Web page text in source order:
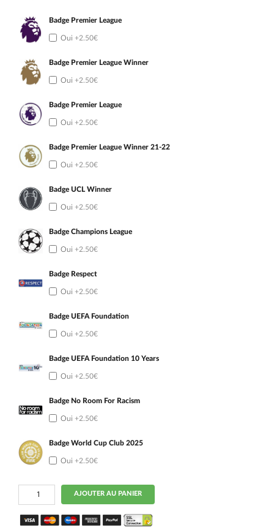
Badge Premier League
Oui +2.50€
Badge Premier League Winner
Oui +2.50€
Badge Premier League
Oui +2.50€
Badge Premier League Winner 21-22
Oui +2.50€
Badge UCL Winner
Oui +2.50€
Badge Champions League
Oui +2.50€
Badge Respect
Oui +2.50€
Badge UEFA Foundation
Oui +2.50€
Badge UEFA Foundation 10 Years
Oui +2.50€
Badge No Room For Racism
Oui +2.50€
Badge World Cup Club 2025
Oui +2.50€
quantité
Maillot
Kit
Enfant
AJOUTER AU PANIER